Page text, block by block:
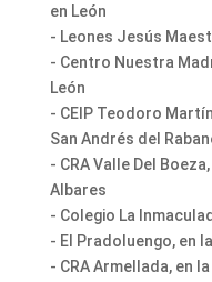
en León
- Leones Jesús
- Centro Nuestra
León
- CEIP Teodoro
San Andrés del
- CRA Valle Del
Albares
- Colegio La
- EI Pradoluengo, en
- CRA Armellada, en